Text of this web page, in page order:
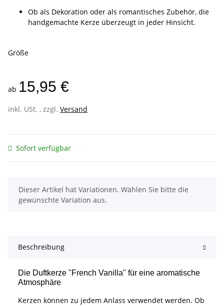
Ob als Dekoration oder als romantisches Zubehör, die
handgemachte Kerze überzeugt in jeder Hinsicht.
Größe
ab 15,95 €
inkl. USt. , zzgl. Versand
Sofort verfügbar
x
Dieser Artikel hat Variationen. Wählen Sie bitte die
gewünschte Variation aus.
Beschreibung
Die Duftkerze "French Vanilla" für eine aromatische
Atmosphäre
Kerzen können zu jedem Anlass verwendet werden. Ob